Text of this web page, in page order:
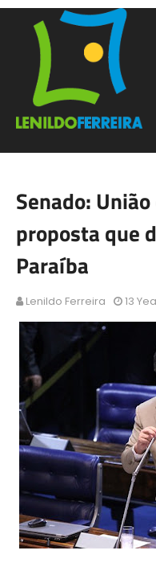
Senado:
proposta que
Paraíba
Lenildo Ferreira 13